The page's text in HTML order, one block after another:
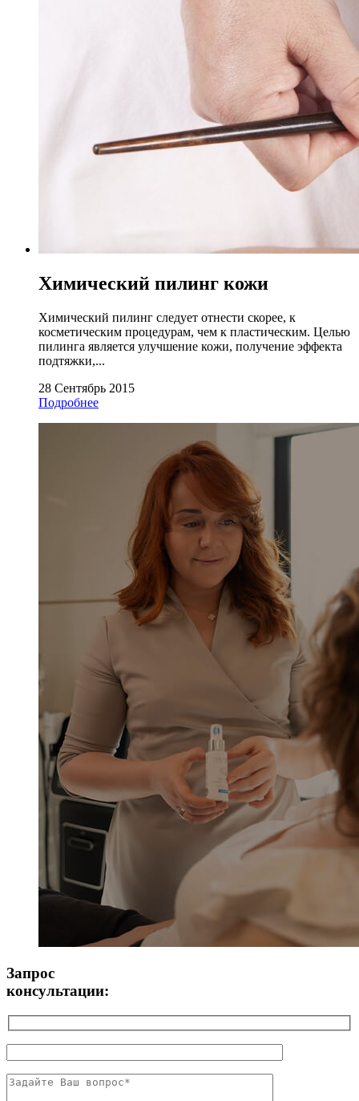
Химический пилинг кожи
Химический пилинг следует отнести скорее, к
косметическим процедурам, чем к пластическим. Целью
пилинга является улучшение кожи, получение эффекта
подтяжки,...
28 Сентябрь 2015
Подробнее
Запрос
консультации: